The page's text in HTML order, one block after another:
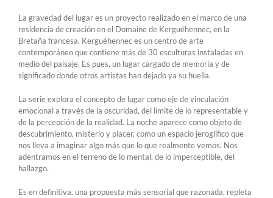
La gravedad del lugar es un proyecto realizado en el marco de una
residencia de creación en el Domaine de Kerguéhennec, en la
Bretaña francesa. Kerguéhennec es un centro de arte
contemporáneo que contiene más de 30 esculturas instaladas en
medio del paisaje. Es pues, un lugar cargado de memoria y de
significado donde otros artistas han dejado ya su huella.
La serie explora el concepto de lugar como eje de vinculación
emocional a través de la oscuridad, del límite de lo representable y
de la percepción de la realidad. La noche aparece como objeto de
descubrimiento, misterio y placer, como un espacio jeroglífico que
nos lleva a imaginar algo más que lo que realmente vemos. Nos
adentramos en el terreno de lo mental, de lo imperceptible, del
hallazgo.
Es en definitiva, una propuesta más sensorial que razonada, repleta